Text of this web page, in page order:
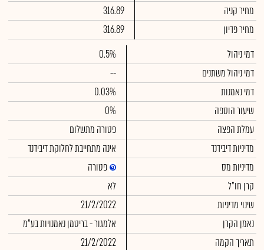
מחיר קניה
316.89
מחיר פדיון
316.89
דמי ניהול
0.5%
דמי ניהול משתנים
--
דמי נאמנות
0.03%
שיעור הוספה
0%
עמלת הפצה
פטורה מתשלום
מדיניות דיבידנד
אינה מתחייבת לחלוקת דיבידנד
מדיניות מס
פטורה
קרן חו"ל
לא
שינוי מדיניות
21/2/2022
נאמן הקרן
אלמגור - בריטמן נאמנויות בע"מ
תאריך הקמה
21/2/2022